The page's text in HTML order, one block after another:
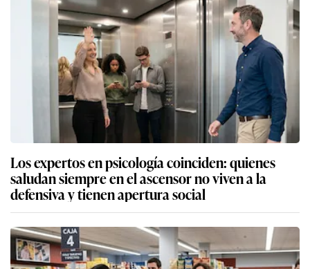
Los expertos en psicología coinciden: quienes
saludan siempre en el ascensor no viven a la
defensiva y tienen apertura social